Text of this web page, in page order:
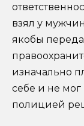
взял у
якобы
изначально
себе и не
полицией